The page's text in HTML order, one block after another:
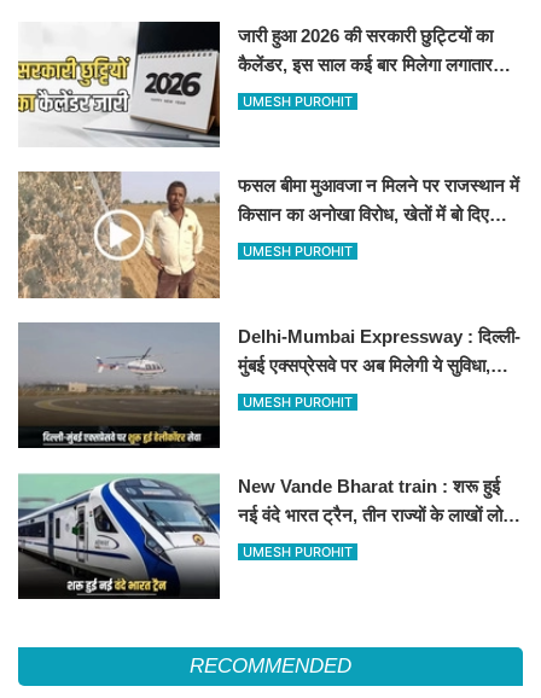
जारी हुआ 2026 की सरकारी छुट्टियों का
कैलेंडर, इस साल कई बार मिलेगा लगातार
अवकाश, देखें
UMESH PUROHIT
फसल बीमा मुआवजा न मिलने पर राजस्थान में
किसान का अनोखा विरोध, खेतों में बो दिए
500-500 रुपए के नोट, वीडियो वायरल
UMESH PUROHIT
Delhi-Mumbai Expressway : दिल्ली-
मुंबई एक्सप्रेसवे पर अब मिलेगी ये सुविधा,
हेलीकॉप्टर सर्विस से तुरंत घायल पहुंचेगा
UMESH PUROHIT
New Vande Bharat train : शरू हुई
नई वंदे भारत ट्रैन, तीन राज्यों के लाखों लोगों
का सफर होगा आसान, देखें पूरा रूटमैप
UMESH PUROHIT
RECOMMENDED